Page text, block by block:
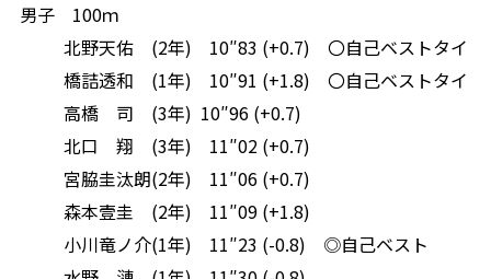
男子 100ｍ
北野天佑 (2年) 10″83 (+0.7) 〇自己ベストタイ
橋詰透和 (1年) 10″91 (+1.8) 〇自己ベストタイ
高橋 司 (3年) 10″96 (+0.7)
北口 翔 (3年)
11″02 (+0.7)
宮脇圭汰朗(2年)
11″06 (+0.7)
森本壹圭 (2年)
11″09 (+1.8)
小川竜ノ介(1年) 11″23 (-0.8) ◎自己ベスト